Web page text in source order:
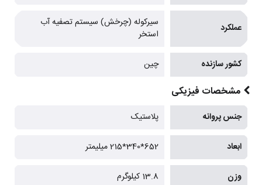
عملکرد
سیرکوله (چرخش) سیستم تصفیه آب
استخر
کشور سازنده چین
مشخصات فیزیکی
جنس پروانه پلاستیک
ابعاد 652*340*215 میلیمتر
وزن 13.8 کیلوگرم